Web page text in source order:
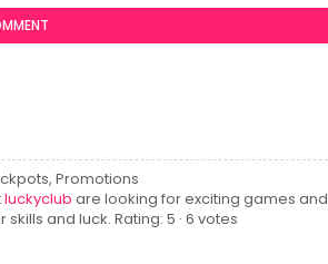
Promotions
luckyclub are looking for exciting games and
and luck. Rating: 5 · ‎6 votes